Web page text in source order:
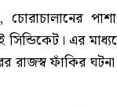
এর
রাজস্ব ফাঁকির